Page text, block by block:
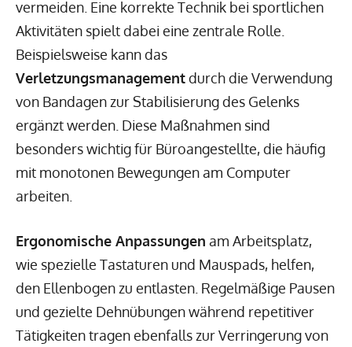
vermeiden. Eine korrekte Technik bei sportlichen
Aktivitäten spielt dabei eine zentrale Rolle.
Beispielsweise kann das
Verletzungsmanagementdurch die Verwendung
von Bandagen zur Stabilisierung des Gelenks
ergänzt werden. Diese Maßnahmen sind
besonders wichtig für Büroangestellte, die häufig
mit monotonen Bewegungen am Computer
arbeiten.
Ergonomische Anpassungen am Arbeitsplatz,
wie spezielle Tastaturen und Mauspads, helfen,
den Ellenbogen zu entlasten. Regelmäßige Pausen
und gezielte Dehnübungen während repetitiver
Tätigkeiten tragen ebenfalls zur Verringerung von